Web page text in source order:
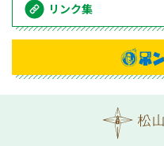
リンク集